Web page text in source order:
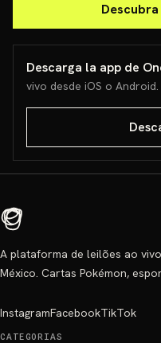
Descarga la app de
vivo desde iOS o Android.
A plataforma de leilões ao
México. Cartas Pokémon,
InstagramFacebookTikTok
CATEGORIAS